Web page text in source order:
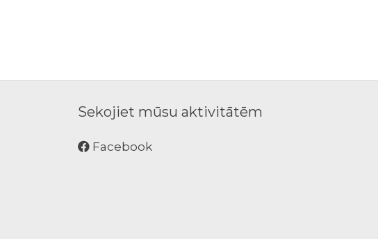
Sekojiet mūsu aktivitātēm
Facebook